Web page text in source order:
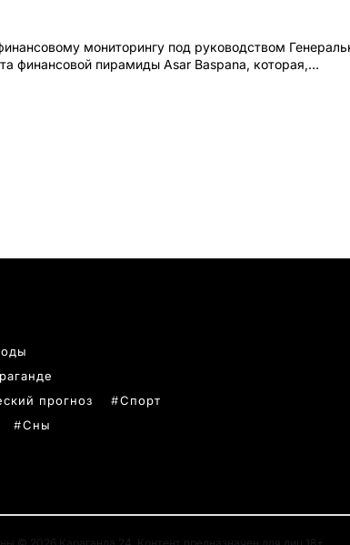
мониторингу под руководством
финансовой пирамиды Asar Baspana, которая,…
прогноз
Спорт
Сны
© 2026 Караганда 24. Контент предназначен для лиц 18+.